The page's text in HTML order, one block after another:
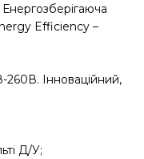
Efficiency –
260В. Інноваційний,
Д/У;